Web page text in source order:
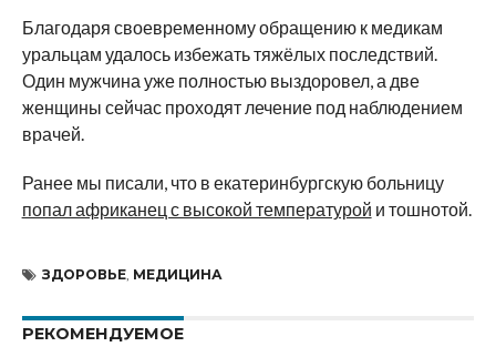
Благодаря своевременному обращению к медикам
уральцам удалось избежать тяжёлых последствий.
Один мужчина уже полностью выздоровел, а две
женщины сейчас проходят лечение под наблюдением
врачей.
Ранее мы писали, что в екатеринбургскую больницу
попал африканец с высокой температурой и тошнотой.
ЗДОРОВЬЕ, МЕДИЦИНА
РЕКОМЕНДУЕМОЕ